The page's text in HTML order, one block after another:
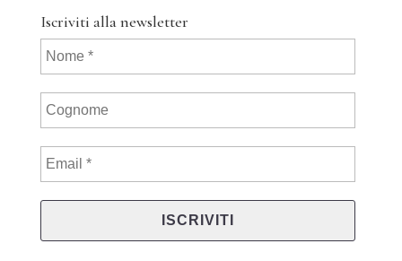
Iscriviti alla newsletter